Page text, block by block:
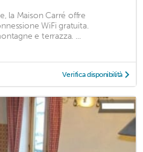
la Maison Carré offre
WiFi gratuita.
e terrazza. ...
Verifica disponibilità